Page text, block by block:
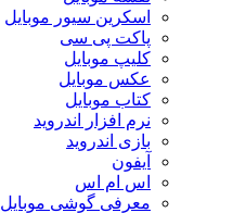
اسکرین سیور موبایل
پاکت پی سی
کلیپ موبایل
عکس موبایل
کتاب موبایل
نرم افزار اندروید
بازی اندروید
آیفون
اس ام اس
معرفی گوشی موبایل